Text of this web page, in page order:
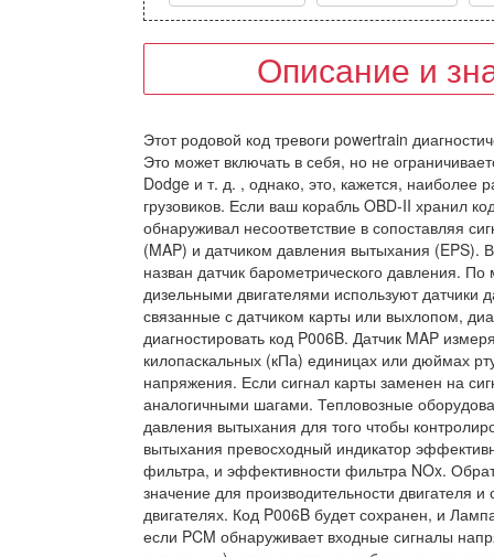
Описание и
Этот родовой код тревоги powertrain
Это может включать в себя, но не
Dodge и т. д. , однако, это, кажется,
грузовиков. Если ваш корабль OBD-II хранил
обнаруживал несоответствие в сопоставляя
(MAP) и датчиком давления вытыхания (EPS).
назван датчик барометрического давления.
дизельными двигателями используют датчики
связанные с датчиком карты или выхлопом,
диагностировать код P006B. Датчик MAP
килопаскальных (кПа) единицах или дюймах
напряжения. Если сигнал карты заменен на
аналогичными шагами. Тепловозные
давления вытыхания для того чтобы
вытыхания превосходный индикатор
фильтра, и эффективности фильтра NOx.
значение для производительности двигателя
двигателях. Код P006B будет сохранен, и
если PCM обнаруживает входные сигналы